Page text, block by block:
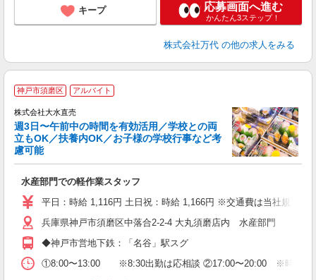
キープ 応募画面へ進む
かんたん3ステップ！
株式会社万代 の他の求人をみる
神戸市須磨区 アルバイト
株式会社大水直売
週3日〜午前中の時間を有効活用／学校との両
立もOK／扶養内OK／お子様の学校行事など考
慮可能
水産部門での軽作業スタッフ
平日：時給 1,116円 土日祝：時給 1,166円 ※交通費は当社規定に
兵庫県神戸市須磨区中落合2-2-4 大丸須磨店内 水産部門
◆神戸市営地下鉄：「名谷」駅スグ
①8:00〜13:00 ※8:30出勤は応相談 ②17:00〜20:00 ※時間・曜日